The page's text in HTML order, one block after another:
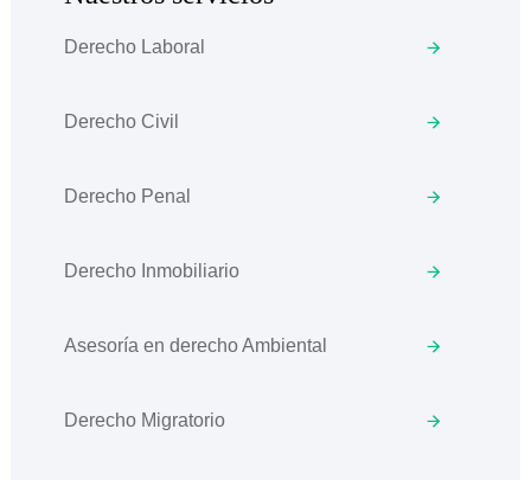
Derecho Laboral
Derecho Civil
Derecho Penal
Derecho Inmobiliario
Asesoría en derecho Ambiental
Derecho Migratorio